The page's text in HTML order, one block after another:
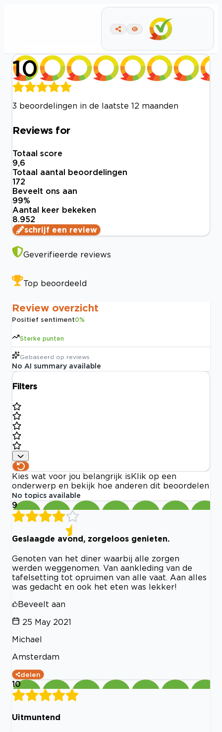
10
3 beoordelingen in de laatste 12 maanden
Reviews for
Totaal score
9,6
Totaal aantal beoordelingen
172
Beveelt ons aan
99%
Aantal keer bekeken
8.952
schrijf een review
Geverifieerde reviews
Top beoordeeld
Review overzicht
Positief sentiment0%
Sterke punten
Gebaseerd op reviews
No AI summary available
Filters
Kies wat voor jou belangrijk is Klik op een
onderwerp en bekijk hoe anderen dit beoordelen
No topics available
9
Geslaagde avond, zorgeloos genieten.
Genoten van het diner waarbij alle zorgen
werden weggenomen. Van aankleding van de
tafelsetting tot opruimen van alle vaat. Aan alles
was gedacht en ook het eten was lekker!
Beveelt aan
25 May 2021
Michael
Amsterdam
delen
10
Uitmuntend